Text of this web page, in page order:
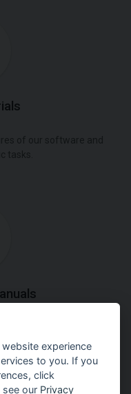
on how
tasks.
experience
to you. If you
click
see our Privacy